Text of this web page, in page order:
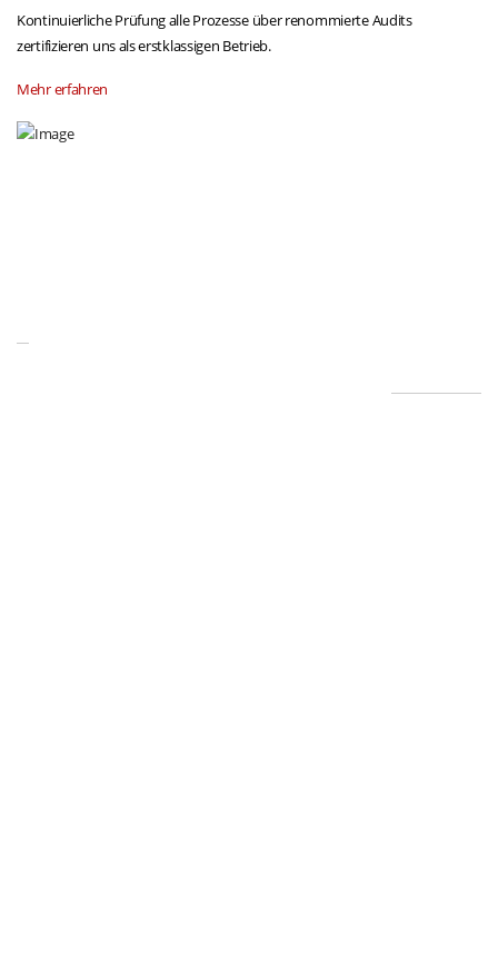
Kontinuierliche Prüfung alle Prozesse über renommierte Audits
zertifizieren uns als erstklassigen Betrieb.
Mehr erfahren